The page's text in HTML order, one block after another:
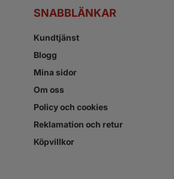
SNABBLÄNKAR
Kundtjänst
Blogg
Mina sidor
Om oss
Policy och cookies
Reklamation och retur
Köpvillkor